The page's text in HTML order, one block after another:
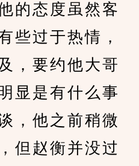
态度虽然客
些过于热情，
，要约他大哥
显是有什么事
，他之前稍微
但赵衡并没过